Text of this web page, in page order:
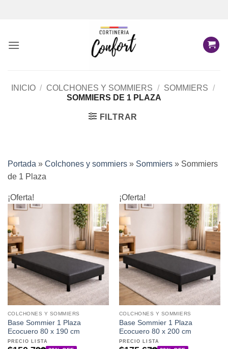
INICIO / COLCHONES Y SOMMIERS / SOMMIERS /
SOMMIERS DE 1 PLAZA
FILTRAR
Portada » Colchones y sommiers » Sommiers » Sommiers
de 1 Plaza
¡Oferta!
COLCHONES Y SOMMIERS
Base Sommier 1 Plaza
Ecocuero 80 x 190 cm
PRECIO LISTA
¡Oferta!
COLCHONES Y SOMMIERS
Base Sommier 1 Plaza
Ecocuero 80 x 200 cm
PRECIO LISTA